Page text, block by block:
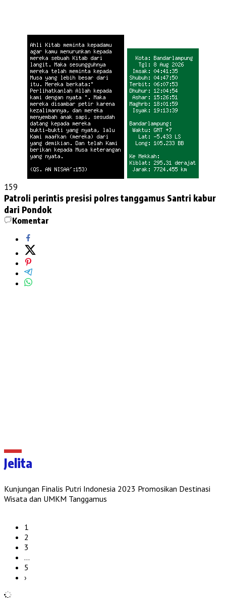
159
Patroli perintis presisi polres tanggamus Santri kabur
dari Pondok
Komentar
Jelita
Kunjungan Finalis Putri Indonesia 2023 Promosikan Destinasi
Wisata dan UMKM Tanggamus
1
2
3
…
5
›